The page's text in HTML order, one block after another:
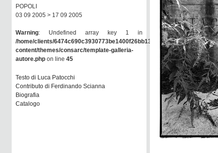
POPOLI
03 09 2005 > 17 09 2005
Warning: Undefined array key 1 in
/home/clients/6474c690c3930773be1400f26bb138e6/consarc/wp-
content/themes/consarc/template-galleria-
autore.php on line 45
Testo di Luca Patocchi
Contributo di Ferdinando Scianna
Biografia
Catalogo